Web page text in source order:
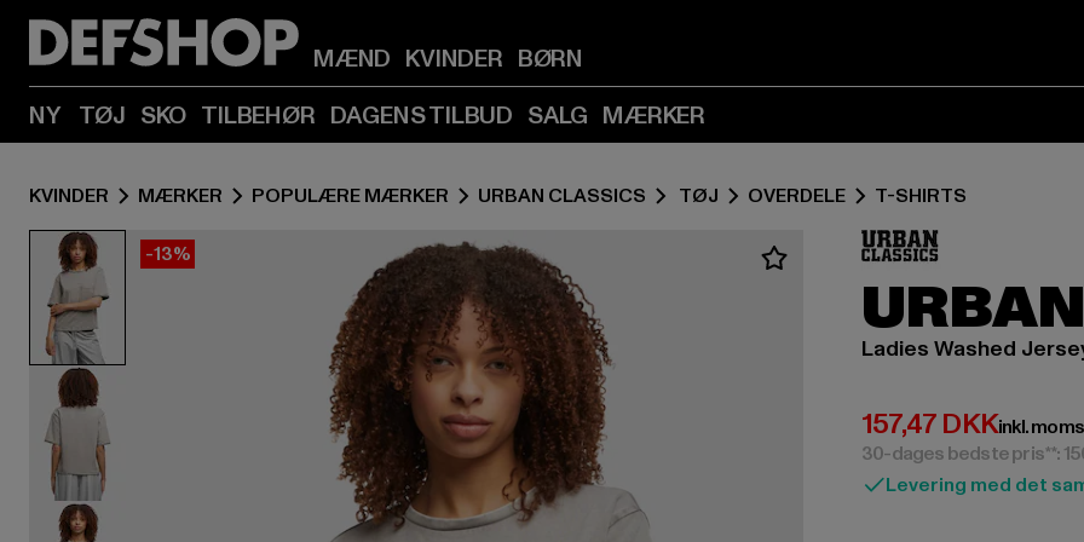
Indhold
på
Sidefod
på
MÆND KVINDER BØRN
NY TØJ SKO TILBEHØR DAGENS TILBUD SALG MÆRKER
KVINDER MÆRKER POPULÆRE MÆRKER URBAN CLASSICS TØJ OVERDELE T-SHIRTS
-13%
Ladies Washed
157,47 DKK
Nuværende pris:inkl. moms
30-dages bedste pris**:
Levering med det